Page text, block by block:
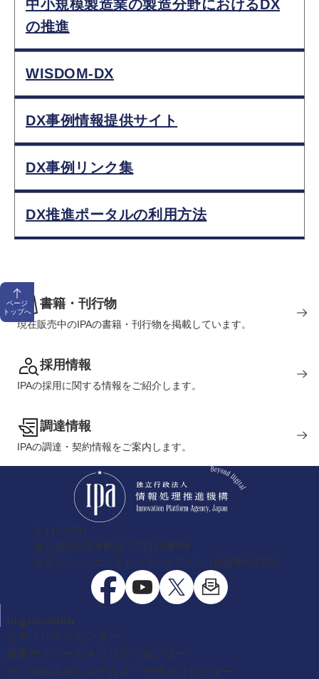
中小規模製造業の製造分野におけるDX
の推進
WISDOM-DX
DX事例情報提供サイト
DX事例リンク集
DX推進ポータルの利用方法
ページ
トップへ
書籍・刊行物
現在販売中のIPAの書籍・刊行物を掲載しています。
採用情報
IPAの採用に関する情報をご紹介します。
調達情報
IPAの調達・契約情報をご案内します。
〒113-6591
東京都文京区本駒込二丁目28番8号
文京グリーンコートセンターオフィス（総合受付13階）
organization
セキュリティセンター
産業サイバーセキュリティセンター
デジタル＆AIシステムズ・デザインセンター